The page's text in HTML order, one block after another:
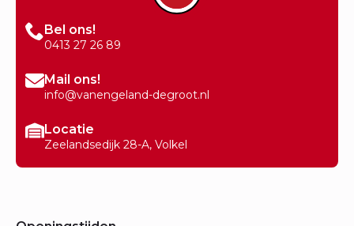
Bel ons!
0413 27 26 89
Mail ons!
info@vanengeland-degroot.nl
Locatie
Zeelandsedijk 28-A, Volkel